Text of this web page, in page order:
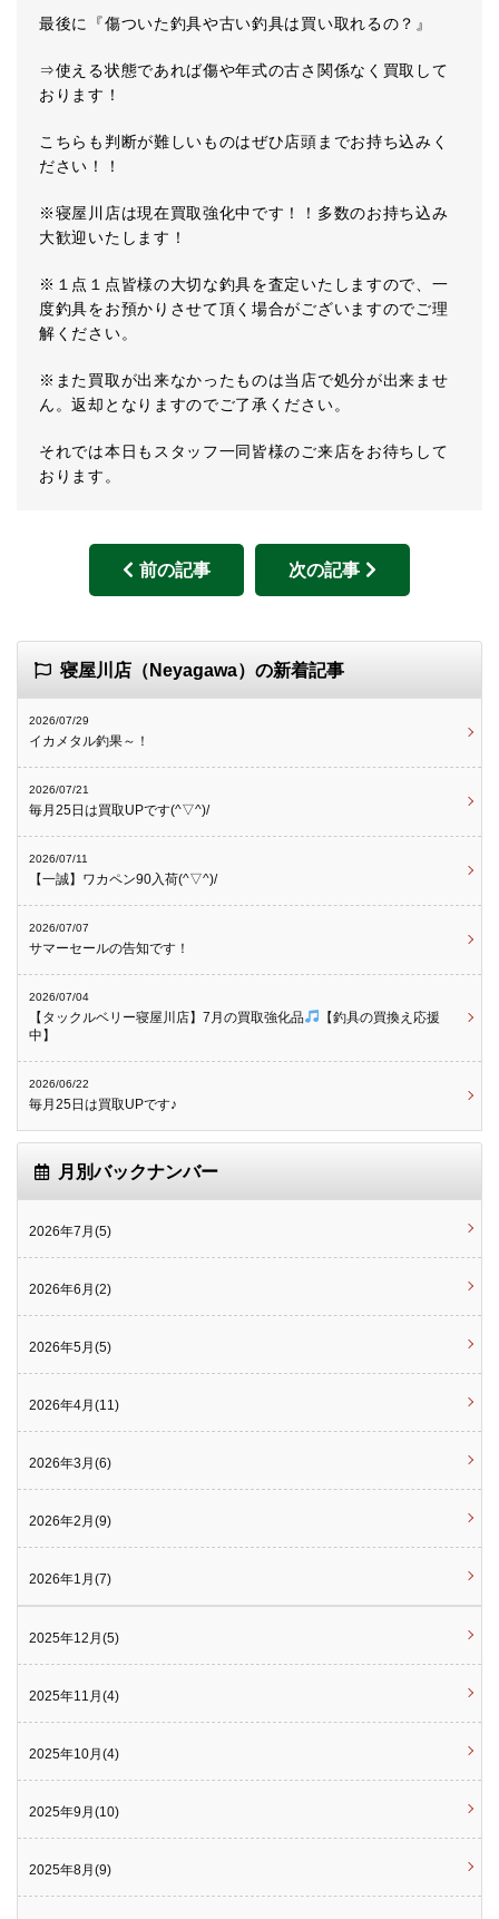
最後に『傷ついた釣具や古い釣具は買い取れるの？』
⇒使える状態であれば傷や年式の古さ関係なく買取して
おります！
こちらも判断が難しいものはぜひ店頭までお持ち込みく
ださい！！
※寝屋川店は現在買取強化中です！！多数のお持ち込み
大歓迎いたします！
※１点１点皆様の大切な釣具を査定いたしますので、一
度釣具をお預かりさせて頂く場合がございますのでご理
解ください。
※また買取が出来なかったものは当店で処分が出来ませ
ん。返却となりますのでご了承ください。
それでは本日もスタッフ一同皆様のご来店をお待ちして
おります。
前の記事 次の記事
寝屋川店（Neyagawa）の新着記事
2026/07/29
イカメタル釣果～！
2026/07/21
毎月25日は買取UPです(^▽^)/
2026/07/11
【一誠】ワカペン90入荷(^▽^)/
2026/07/07
サマーセールの告知です！
2026/07/04
【タックルベリー寝屋川店】7月の買取強化品
【釣具の買換え応援
中】
2026/06/22
毎月25日は買取UPです♪
月別バックナンバー
2026年7月(5)
2026年6月(2)
2026年5月(5)
2026年4月(11)
2026年3月(6)
2026年2月(9)
2026年1月(7)
2025年12月(5)
2025年11月(4)
2025年10月(4)
2025年9月(10)
2025年8月(9)